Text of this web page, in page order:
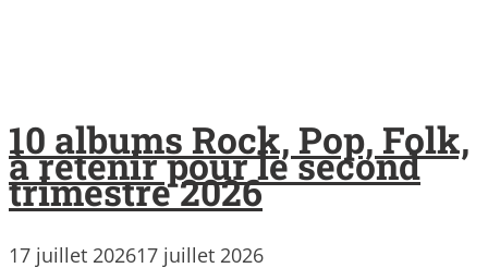
10 albums Rock, Pop, Folk,
à retenir pour le second
trimestre 2026
17 juillet 202617 juillet 2026